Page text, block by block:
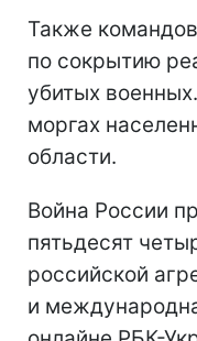
Также
по сокрытию
убитых
моргах
области.
Война России
пятьдесят
российской
и